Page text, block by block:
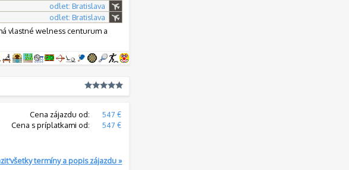
odlet: Bratislava
odlet: Bratislava
vlastné welness centurum a
Cena zájazdu od:
547 €
Cena s príplatkami od:
547 €
všetky termíny a popis zájazdu »